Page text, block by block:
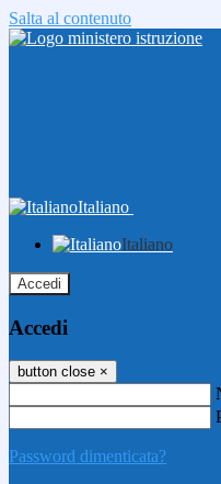
Salta al contenuto
Italiano
Italiano
Accedi
Accedi
button close ×
Password dimenticata?